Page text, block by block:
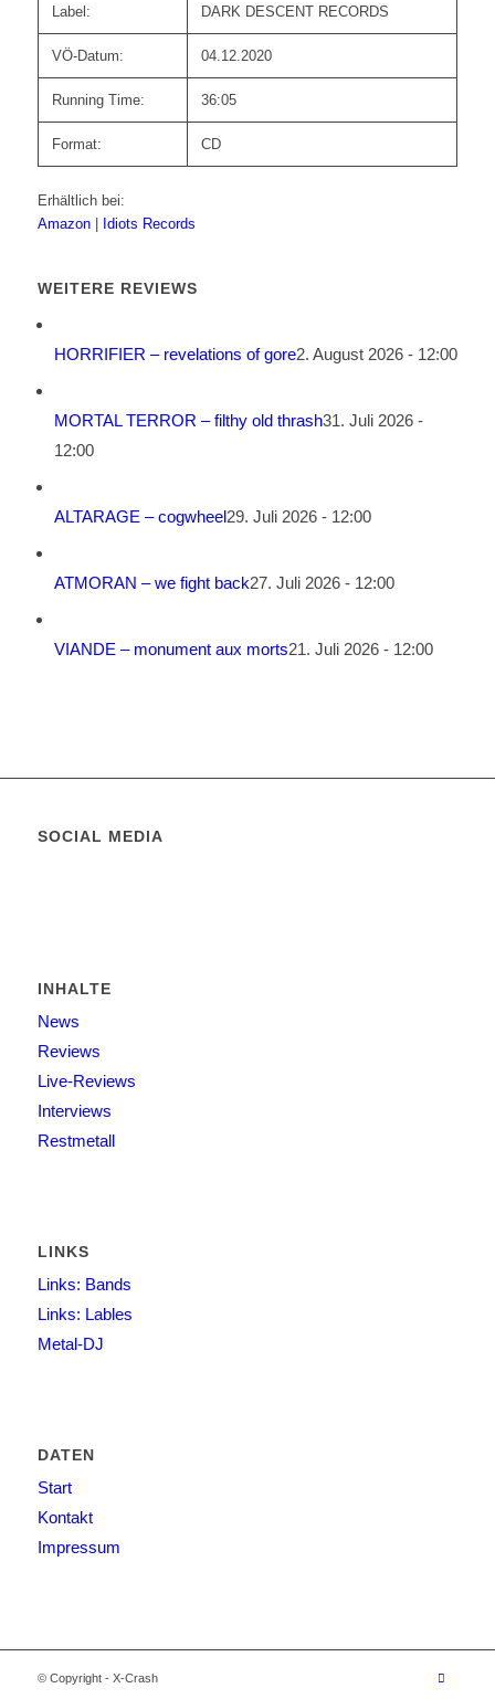
Label: DARK DESCENT RECORDS
VÖ-Datum: 04.12.2020
Running Time: 36:05
Format: CD
Erhältlich bei:
Amazon
Idiots Records
WEITERE REVIEWS
HORRIFIER – revelations of gore2. August 2026 - 12:00
MORTAL TERROR – filthy old thrash31. Juli 2026 -
12:00
ALTARAGE – cogwheel29. Juli 2026 - 12:00
ATMORAN – we fight back27. Juli 2026 - 12:00
VIANDE – monument aux morts21. Juli 2026 - 12:00
SOCIAL MEDIA
INHALTE
News
Reviews
Live-Reviews
Interviews
Restmetall
LINKS
Links: Bands
Links: Lables
Metal-DJ
DATEN
Start
Kontakt
Impressum
© Copyright - X-Crash